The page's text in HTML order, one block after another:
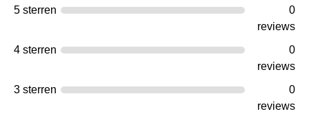
5 sterren
0
reviews
4 sterren
0
reviews
3 sterren
0
reviews